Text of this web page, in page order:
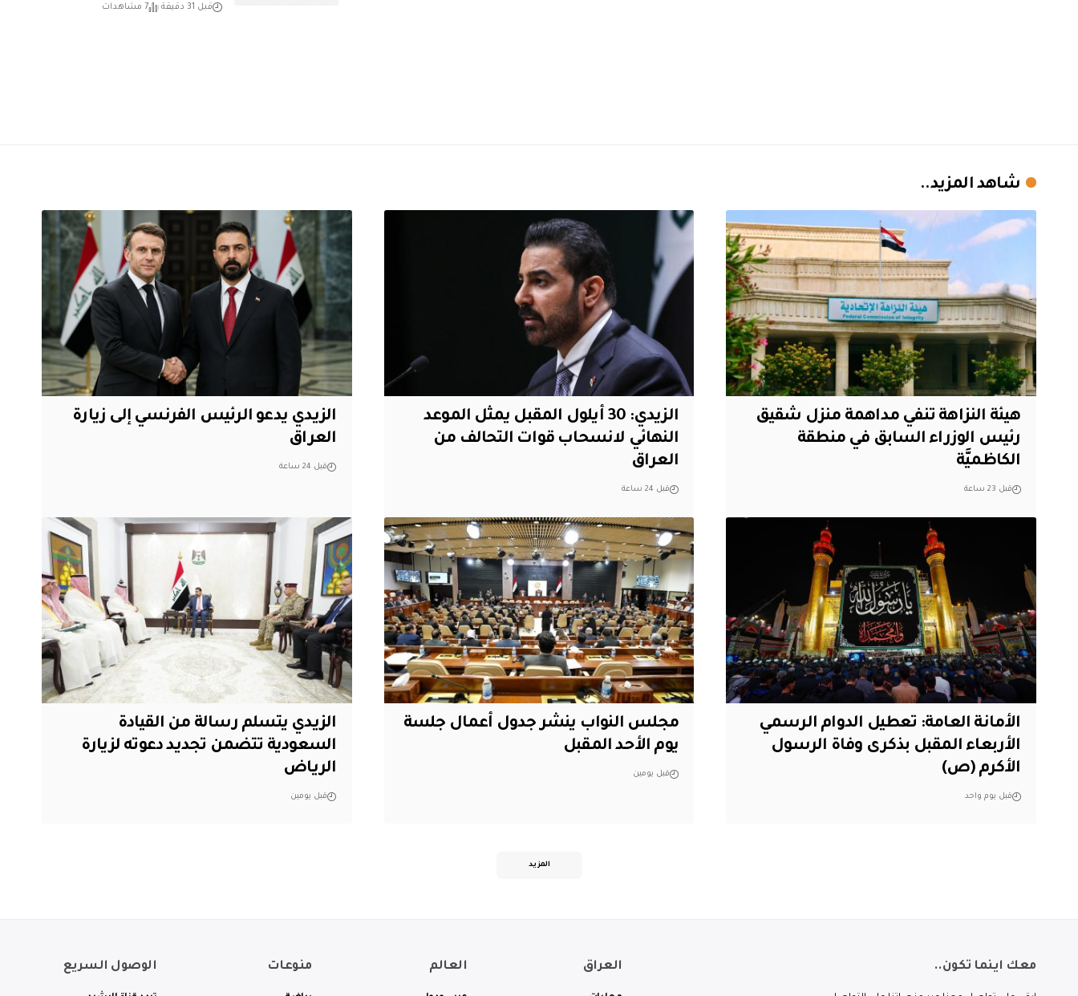
قبل 31 دقيقة 7 مشاهدات
شاهد المزيد..
هيئة النزاهة تنفي مداهمة منزل شقيق
رئيس الوزراء السابق في منطقة
الكاظميَّة
قبل 23 ساعة
الزيدي: 30 أيلول المقبل يمثل الموعد
النهائي لانسحاب قوات التحالف من
العراق
قبل 24 ساعة
الزيدي يدعو الرئيس الفرنسي إلى زيارة
العراق
قبل 24 ساعة
الأمانة العامة: تعطيل الدوام الرسمي
الأربعاء المقبل بذكرى وفاة الرسول
الأكرم (ص)
قبل يوم واحد
مجلس النواب ينشر جدول أعمال جلسة
يوم الأحد المقبل
قبل يومين
الزيدي يتسلم رسالة من القيادة
السعودية تتضمن تجديد دعوته لزيارة
الرياض
قبل يومين
المزيد
معك اينما تكون.. العراق العالم منوعات الوصول السريع